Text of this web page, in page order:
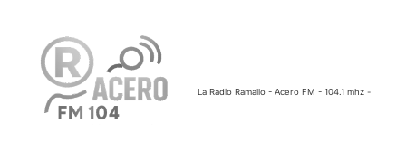
La Radio Ramallo - Acero FM - 104.1 mhz -